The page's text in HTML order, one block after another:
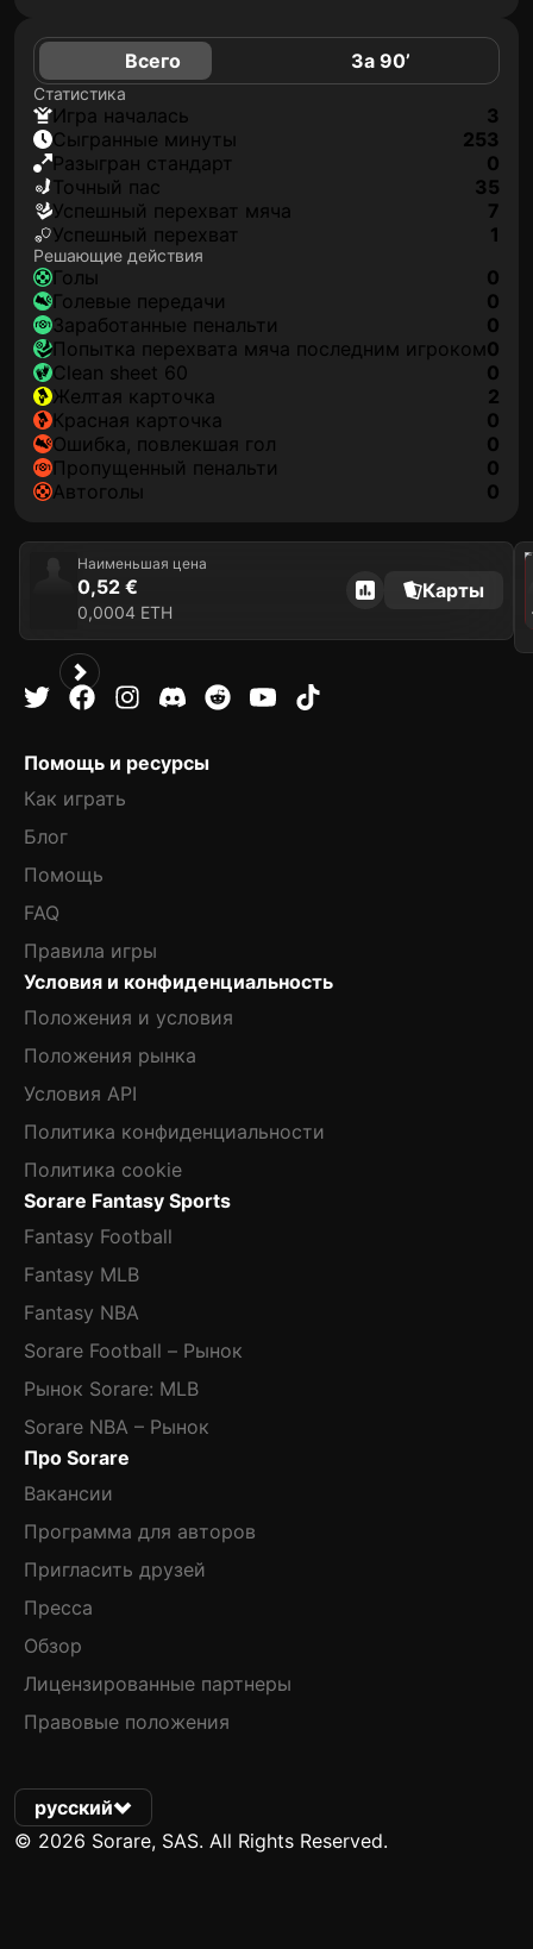
Всего За 90’
Статистика
игра началась
3
сыгранные минуты
253
разыгран стандарт
0
точный пас
35
успешный перехват мяча
7
успешный перехват
1
Решающие действия
голы
0
голевые передачи
0
заработанные пенальти
0
попытка перехвата мяча последним игроком0
clean sheet 60
0
желтая карточка
2
красная карточка
0
ошибка, повлекшая гол
0
пропущенный пенальти
0
автоголы
0
Наименьшая цена
0,52 €
0,0004 ETH
Карты
2025
Помощь и ресурсы
Как играть
Блог
Помощь
FAQ
Правила игры
Условия и конфиденциальность
Положения и условия
Положения рынка
Условия API
Политика конфиденциальности
Политика cookie
Sorare Fantasy Sports
Fantasy Football
Fantasy MLB
Fantasy NBA
Sorare Football – Рынок
Рынок Sorare: MLB
Sorare NBA – Рынок
Про Sorare
Вакансии
Программа для авторов
Пригласить друзей
Пресса
Обзор
Лицензированные партнеры
Правовые положения
русский
© 2026 Sorare, SAS. All Rights Reserved.